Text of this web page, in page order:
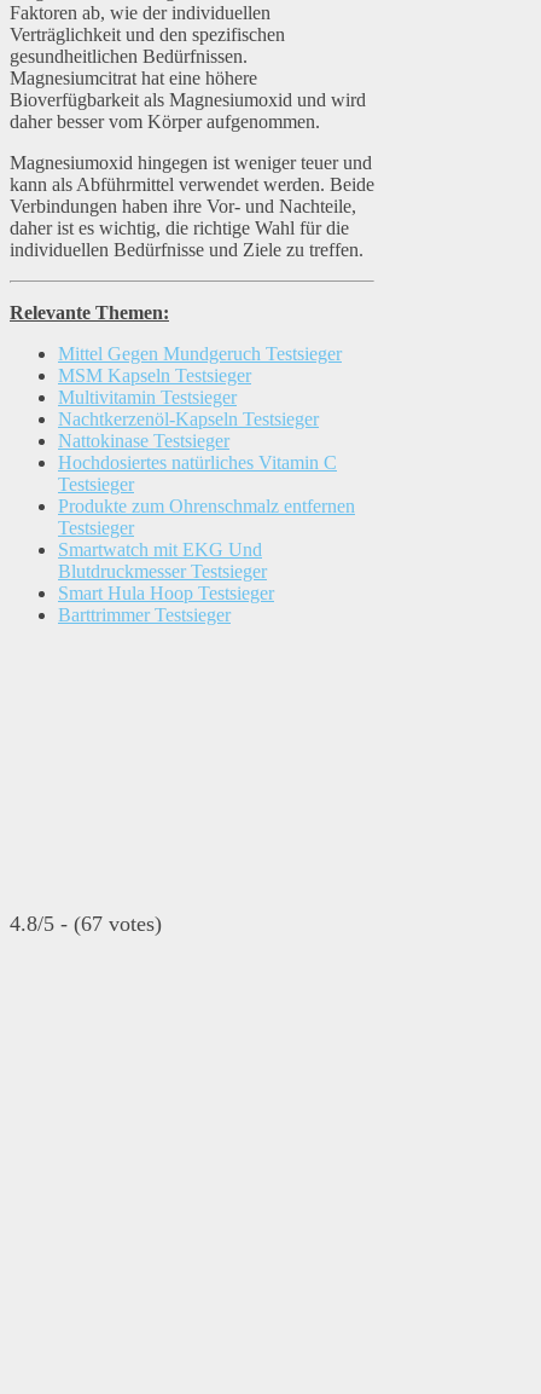
Faktoren ab, wie der individuellen
Verträglichkeit und den spezifischen
gesundheitlichen Bedürfnissen.
Magnesiumcitrat hat eine höhere
Bioverfügbarkeit als Magnesiumoxid und wird
daher besser vom Körper aufgenommen.
Magnesiumoxid hingegen ist weniger teuer und
kann als Abführmittel verwendet werden. Beide
Verbindungen haben ihre Vor- und Nachteile,
daher ist es wichtig, die richtige Wahl für die
individuellen Bedürfnisse und Ziele zu treffen.
Relevante Themen:
Mittel Gegen Mundgeruch Testsieger
MSM Kapseln Testsieger
Multivitamin Testsieger
Nachtkerzenöl-Kapseln Testsieger
Nattokinase Testsieger
Hochdosiertes natürliches Vitamin C
Testsieger
Produkte zum Ohrenschmalz entfernen
Testsieger
Smartwatch mit EKG Und
Blutdruckmesser Testsieger
Smart Hula Hoop Testsieger
Barttrimmer Testsieger
4.8/5 - (67 votes)